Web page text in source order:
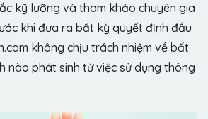
kỹ lưỡng và tham khảo chuyên gia
khi đưa ra bất kỳ quyết định đầu
không chịu trách nhiệm về bất
nào phát sinh từ việc sử dụng thông